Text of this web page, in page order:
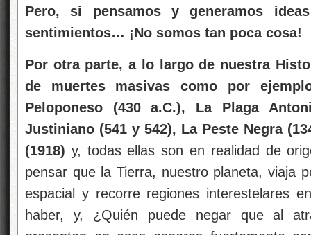
Pero, si pensamos y generamos
sentimientos… ¡No somos tan poca cosa!
Por otra parte, a lo largo de nuestra
de muertes masivas como por
Peloponeso (430 a.C.), La Plaga
Justiniano (541 y 542), La Peste Negra
(1918) y, todas ellas son en realidad de
pensar que la Tierra, nuestro planeta, viaja
espacial y recorre regiones interestelares
haber, y, ¿Quién puede negar que al